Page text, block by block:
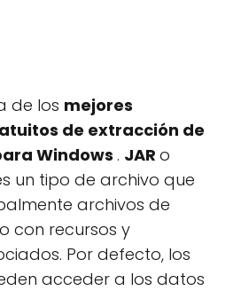
de los mejores
de extracción de
Windows . JAR o
un tipo de archivo que
archivos de
con recursos y
Por defecto, los
acceder a los datos